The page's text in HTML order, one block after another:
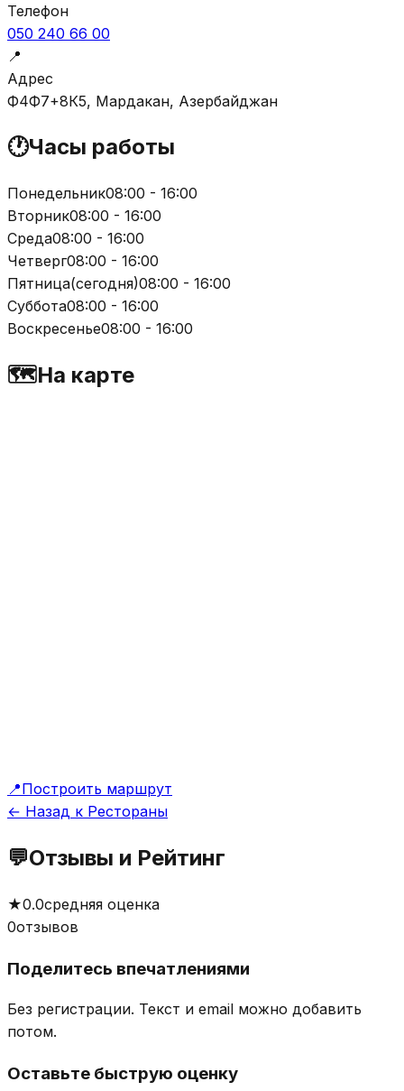
Телефон
050 240 66 00
📍
Адрес
Ф4Ф7+8К5, Мардакан, Азербайджан
🕐Часы работы
Понедельник08:00 - 16:00
Вторник08:00 - 16:00
Среда08:00 - 16:00
Четверг08:00 - 16:00
Пятница(сегодня)08:00 - 16:00
Суббота08:00 - 16:00
Воскресенье08:00 - 16:00
🗺️На карте
📍Построить маршрут
← Назад к Рестораны
💬Отзывы и Рейтинг
★0.0средняя оценка
0отзывов
Поделитесь впечатлениями
Без регистрации. Текст и email можно добавить
потом.
Оставьте быструю оценку